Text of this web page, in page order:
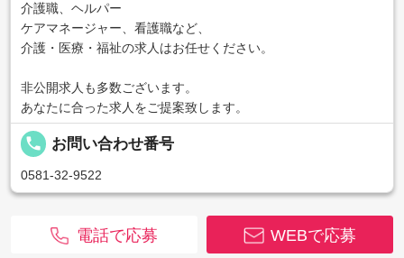
介護職、ヘルパー
ケアマネージャー、看護職など、
介護・医療・福祉の求人はお任せください。
非公開求人も多数ございます。
あなたに合った求人をご提案致します。
local_phone お問い合わせ番号
0581-32-9522
WEBで応募
電話で応募